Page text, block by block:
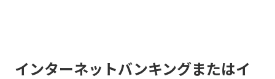
インターネットバンキングまたはイ